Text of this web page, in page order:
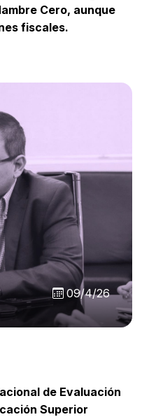
Cero, aunque
fiscales.
09/4/26
de Evaluación
Superior